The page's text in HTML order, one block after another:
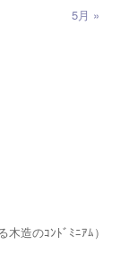
5月 »
造のｺﾝﾄﾞﾐﾆｱﾑ）